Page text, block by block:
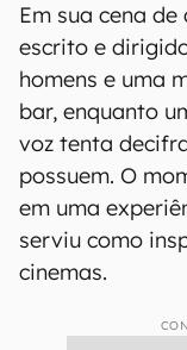
Em sua cena
escrito e
homens e uma
bar, enquanto
voz tenta
possuem. O
em uma
serviu como
cinemas.